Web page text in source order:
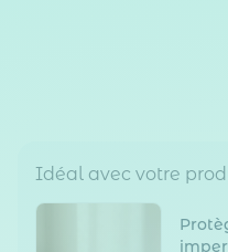
Idéal avec votre